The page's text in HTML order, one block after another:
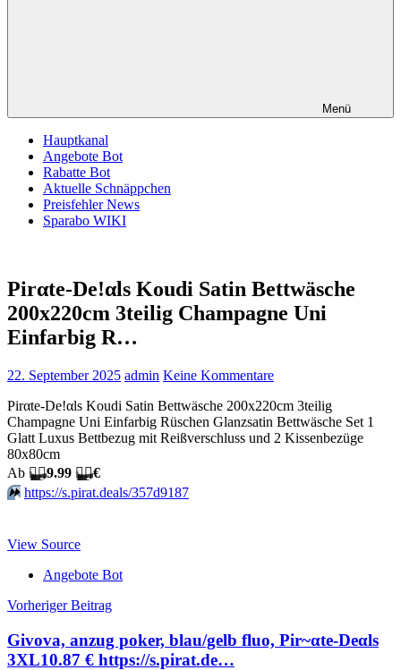
Menü
Hauptkanal
Angebote Bot
Rabatte Bot
Aktuelle Schnäppchen
Preisfehler News
Sparabo WIKI
Pirαtе-Dе!αls Koudi Satin Bettwäsche
200x220cm 3teilig Champagne Uni
Einfarbig R…
22. September 2025 admin Keine Kommentare
Pirαtе-Dе!αls Koudi Satin Bettwäsche 200x220cm 3teilig
Champagne Uni Einfarbig Rüschen Glanzsatin Bettwäsche Set 1
Glatt Luxus Bettbezug mit Reißverschluss und 2 Kissenbezüge
80x80cm
Аb 🏴‍☠️9.99 🏴‍☠️€
⏩️ https://s.pirat.deals/357d9187
View Source
Angebote Bot
Beitragsnavigation
Vorheriger Beitrag
Givova, anzug poker, blau/gelb fluo, Pir~αtе-Dеαls
3XL10.87 € https://s.pirat.de…